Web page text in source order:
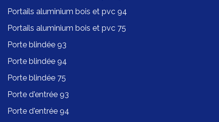
Portails aluminium bois et pvc 94
Portails aluminium bois et pvc 75
Porte blindée 93
Porte blindée 94
Porte blindée 75
Porte d'entrée 93
Porte d'entrée 94